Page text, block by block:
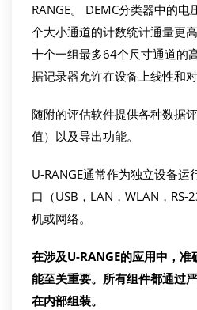
RANGE。 DEMC分类器中的
个大小通道的计数统计通量更
十个一组最多64个尺寸通道的
据记录器允许在设备上线性和对
随附的评估软件提供各种数据
值）以及导出功能。
U-RANGE通常作为独立设备
口（USB，LAN，WLAN，
机或网络。
在涉及U-RANGE的应用中，准
能至关重要。所有组件都通过
在内部组装。